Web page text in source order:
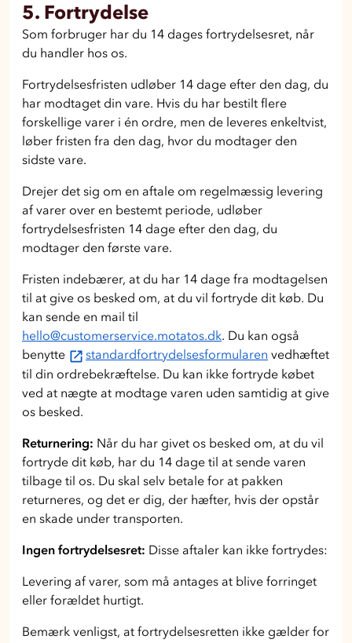
5. Fortrydelse
Som forbruger har du 14 dages fortrydelsesret, når
du handler hos os.
Fortrydelsesfristen udløber 14 dage efter den dag, du
har modtaget din vare. Hvis du har bestilt flere
forskellige varer i én ordre, men de leveres enkeltvist,
løber fristen fra den dag, hvor du modtager den
sidste vare.
Drejer det sig om en aftale om regelmæssig levering
af varer over en bestemt periode, udløber
fortrydelsesfristen 14 dage efter den dag, du
modtager den første vare.
Fristen indebærer, at du har 14 dage fra modtagelsen
til at give os besked om, at du vil fortryde dit køb. Du
kan sende en mail til
hello@customerservice.motatos.dk. Du kan også
benytte
standardfortrydelsesformularen vedhæftet
til din ordrebekræftelse. Du kan ikke fortryde købet
ved at nægte at modtage varen uden samtidig at give
os besked.
Returnering: Når du har givet os besked om, at du vil
fortryde dit køb, har du 14 dage til at sende varen
tilbage til os. Du skal selv betale for at pakken
returneres, og det er dig, der hæfter, hvis der opstår
en skade under transporten.
Ingen fortrydelsesret: Disse aftaler kan ikke fortrydes:
Levering af varer, som må antages at blive forringet
eller forældet hurtigt.
Bemærk venligst, at fortrydelsesretten ikke gælder for